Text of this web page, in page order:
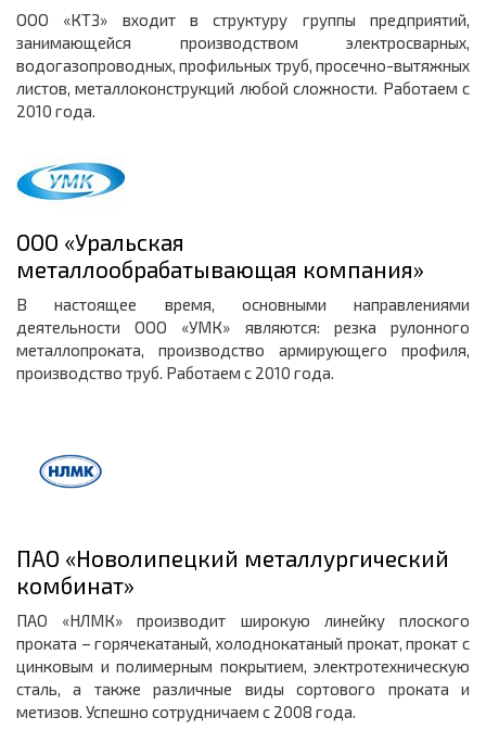
ООО «КТЗ» входит в структуру группы предприятий,
занимающейся производством электросварных,
водогазопроводных, профильных труб, просечно-вытяжных
листов, металлоконструкций любой сложности. Работаем с
2010 года.
ООО «Уральская
металлообрабатывающая компания»
В настоящее время, основными направлениями
деятельности ООО «УМК» являются: резка рулонного
металлопроката, производство армирующего профиля,
производство труб. Работаем с 2010 года.
ПАО «Новолипецкий металлургический
комбинат»
ПАО «НЛМК» производит широкую линейку плоского
проката – горячекатаный, холоднокатаный прокат, прокат с
цинковым и полимерным покрытием, электротехническую
сталь, а также различные виды сортового проката и
метизов. Успешно сотрудничаем с 2008 года.